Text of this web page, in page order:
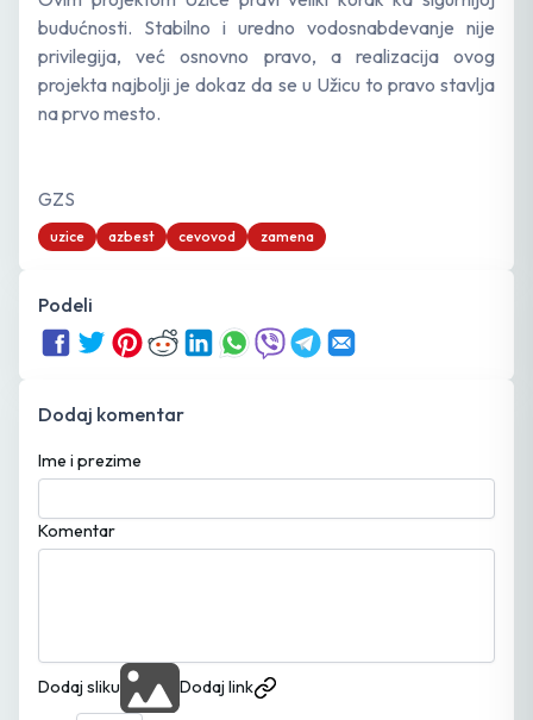
budućnosti. Stabilno i uredno vodosnabdevanje nije
privilegija, već osnovno pravo, a realizacija ovog
projekta najbolji je dokaz da se u Užicu to pravo stavlja
na prvo mesto.
GZS
uzice azbest cevovod zamena
Podeli
Dodaj komentar
Ime i prezime
Komentar
Dodaj sliku Dodaj link